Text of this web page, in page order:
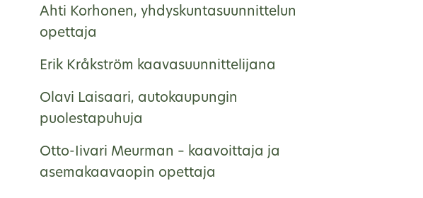
Ahti Korhonen, yhdyskuntasuunnittelun
opettaja
Erik Kråkström kaavasuunnittelijana
Olavi Laisaari, autokaupungin
puolestapuhuja
Otto-Iivari Meurman – kaavoittaja ja
asemakaavaopin opettaja